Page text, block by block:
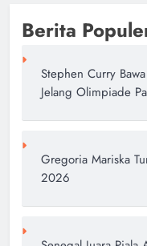
Berita
Stephen Curry
Jelang Olimpiade
Gregoria Mariska
2026